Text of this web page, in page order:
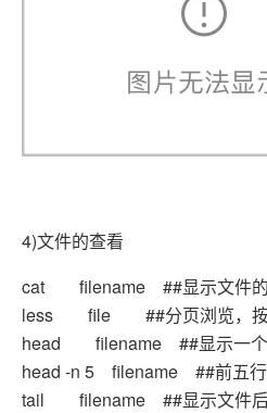
4)文件的查看
cat filename ##显示文件的
less file ##分页浏览，按
head filename ##显示一个
head -n 5 filename ##前五行
tail filename ##显示文件